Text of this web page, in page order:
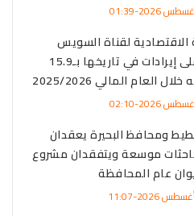
الاقتصادية لقناة السويس
تحقق أعلى إيرادات في تاريخها بـ15.9
العام المالي 2025/2026
ومحافظ البحيرة يعقدان
موسعة ويتفقدان مشروع
عام المحافظة